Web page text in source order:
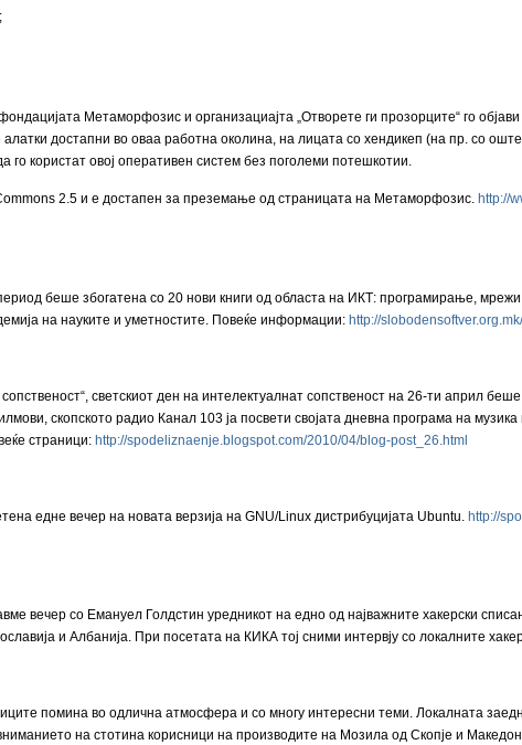
Метаморфозис и организациајта „Отворете ги прозорците“ го
достапни во оваа работна околина, на лицата со хендикеп (на пр. со
го користат овој оперативен систем без поголеми потешкотии.
2.5 и е достапен за преземање од страницата на Метаморфозис. http://
беше збогатена со 20 нови книги од областа на ИКТ: програмирање,
на науките и уметностите. Повеќе информации: http://
светскиот ден на интелектуалнат сопственост на 26-ти април
скопското радио Канал 103 ја посвети својата дневна програма на
страници: http://spodeliznaenje.blogspot.com/2010/04/blog-post_26.html
едне вечер на новата верзија на GNU/Linux дистрибуцијата Ubuntu. http://
вечер со Емануел Голдстин уредникот на едно од најважните хакерски
и Албанија. При посетата на КИКА тој сними интервју со локалните
помина во одлична атмосфера и со многу интересни теми. Локалната
на стотина корисници на производите на Мозила од Скопје и